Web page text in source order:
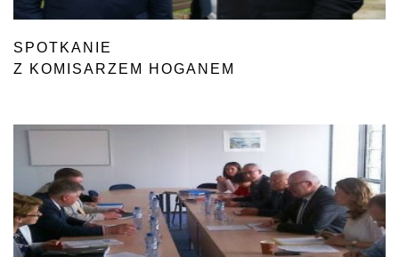
SPOTKANIE
Z KOMISARZEM HOGANEM